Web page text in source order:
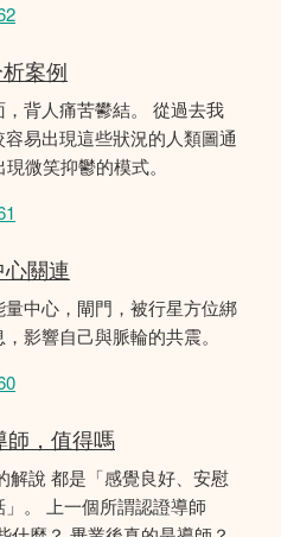
案例
背人痛苦鬰結。 從過去我
易出現這些狀況的人類圖通
微笑抑鬱的模式。
關連
中心，閘門，被行星方位綁
影響自己與脈輪的共震。
師，值得嗎
解說 都是「感覺良好、安慰
。 上一個所謂認證導師